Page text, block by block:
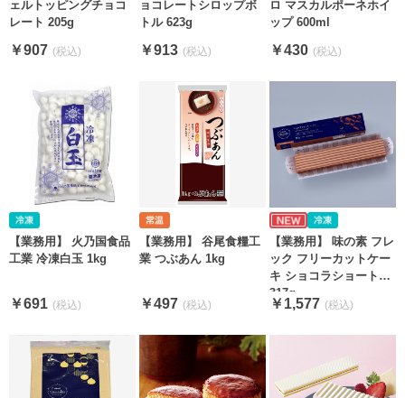
ェルトッピングチョコ
レート 205g
￥907
ョコレートシロップボ
トル 623g
￥913
ロ マスカルポーネホイ
ップ 600ml
￥430
【業務用】 火乃国食品
工業 冷凍白玉 1kg
￥691
【業務用】 谷尾食糧工
業 つぶあん 1kg
￥497
【業務用】 味の素 フレ
ック フリーカットケー
キ ショコラショート
317g
￥1,577